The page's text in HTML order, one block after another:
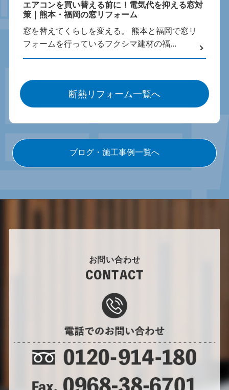
エアコンを買い替える前に！電気代を抑える窓対
策｜熊本・福岡の窓リフォーム
窓を替えてくらしを変える。 熊本と福岡で窓リ
フォームを行っているフクシマ建材の福...
断熱リフォーム一覧へ
ブログ・施工事例一覧へ
お問い合わせ
CONTACT